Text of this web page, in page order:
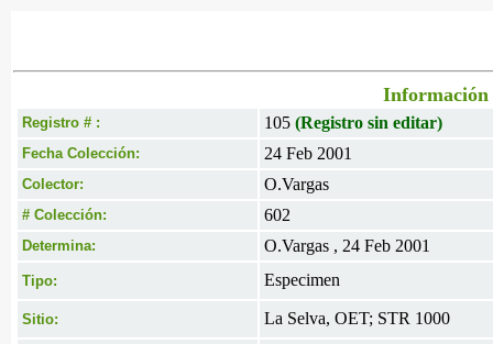
Información
Registro # : 105 (Registro sin editar)
Fecha Colección: 24 Feb 2001
Colector: O.Vargas
# Colección: 602
Determina: O.Vargas , 24 Feb 2001
Tipo: Especimen
Sitio: La Selva, OET; STR 1000